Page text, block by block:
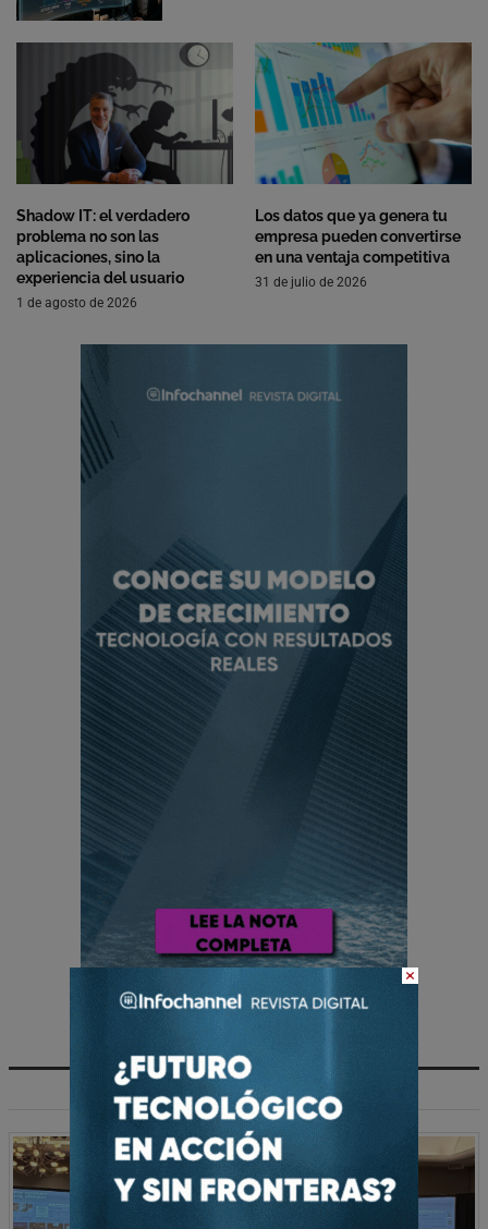
Shadow IT: el verdadero
problema no son las
aplicaciones, sino la
experiencia del usuario
1 de agosto de 2026
Los datos que ya genera tu
empresa pueden convertirse
en una ventaja competitiva
31 de julio de 2026
MULTIMEDIA
×